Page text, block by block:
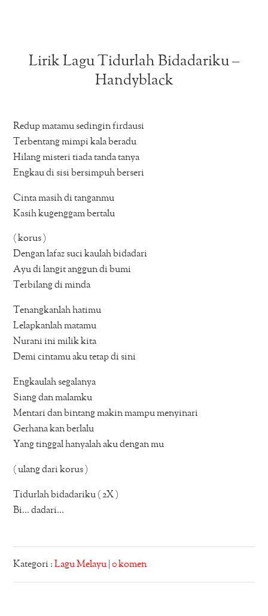
Lirik Lagu Tidurlah Bidadariku –
Handyblack
Redup matamu sedingin firdausi
Terbentang mimpi kala beradu
Hilang misteri tiada tanda tanya
Engkau di sisi bersimpuh berseri
Cinta masih di tanganmu
Kasih kugenggam bertalu
( korus )
Dengan lafaz suci kaulah bidadari
Ayu di langit anggun di bumi
Terbilang di minda
Tenangkanlah hatimu
Lelapkanlah matamu
Nurani ini milik kita
Demi cintamu aku tetap di sini
Engkaulah segalanya
Siang dan malamku
Mentari dan bintang makin mampu menyinari
Gerhana kan berlalu
Yang tinggal hanyalah aku dengan mu
( ulang dari korus )
Tidurlah bidadariku ( 2X )
Bi… dadari…
Kategori :Lagu Melayu |0 komen